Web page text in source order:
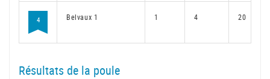
4 Belvaux 1 1 4 20
Résultats de la poule